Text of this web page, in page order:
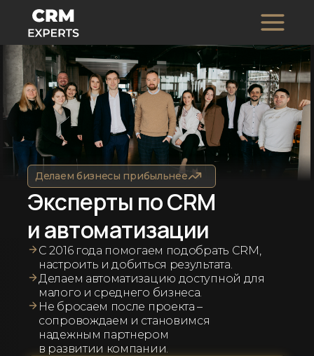
Делаем бизнесы прибыльнее
Эксперты по CRM
и автоматизации
С 2016 года помогаем подобрать CRM,
настроить и добиться результата.
Делаем автоматизацию доступной для
малого и среднего бизнеса.
Не бросаем после проекта –
сопровождаем и становимся
надежным партнером
в развитии компании.